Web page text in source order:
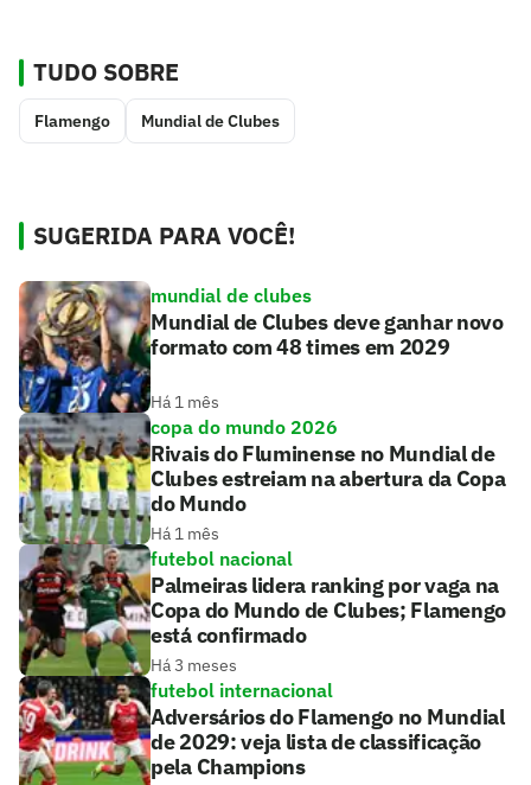
TUDO SOBRE
Flamengo Mundial de Clubes
SUGERIDA PARA VOCÊ!
mundial de clubes
Mundial de Clubes deve ganhar novo
formato com 48 times em 2029
Há 1 mês
copa do mundo 2026
Rivais do Fluminense no Mundial de
Clubes estreiam na abertura da Copa
do Mundo
Há 1 mês
futebol nacional
Palmeiras lidera ranking por vaga na
Copa do Mundo de Clubes; Flamengo
está confirmado
Há 3 meses
futebol internacional
Adversários do Flamengo no Mundial
de 2029: veja lista de classificação
pela Champions